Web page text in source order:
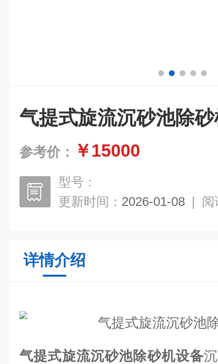
气提式旋流沉砂池除
参考价： ￥15000
型号：
更新时间： 2026-01-08 | 阅
详情介绍
气提式旋流沉砂池除砂机设备